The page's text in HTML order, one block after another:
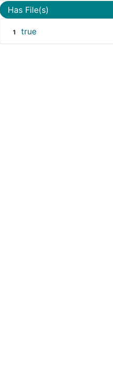
Has File(s)
1 true